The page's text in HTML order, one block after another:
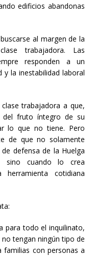
edificios abandonas
al margen de la
trabajadora. Las
responden a un
y la inestabilidad laboral
trabajadora a que,
del fruto íntegro de su
lo que no tiene. Pero
de que no solamente
defensa de la Huelga
sino cuando lo crea
cotidiana
para todo el inquilinato,
tengan ningún tipo de
familias con personas a